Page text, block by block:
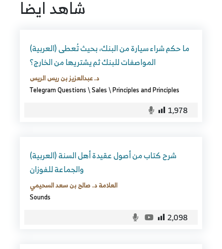
شاهد ايضا
(العربية) ما حكم شراء سيارة من البنك، بحيث تُعطى
المواصفات للبنك ثم يشتريها من الخارج؟
د. عبدالعزيز بن ريس الريس
Telegram Questions\Sales\Principles and Principles
1,978
(العربية) شرح كتاب من أصول عقيدة أهل السنة
والجماعة للفوزان
العلامة د. صالح بن سعد السحيمي
Sounds
2,098